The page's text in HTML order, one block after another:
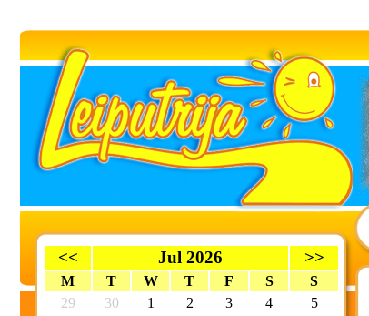
<< Jul 2026 >>
M T W T F S
S
29
30 1 2 3 4
5